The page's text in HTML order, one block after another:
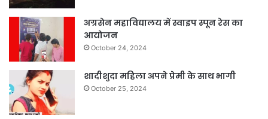
अग्रसेन महाविद्यालय में स्वाइप स्पून रेस का
आयोजन
October 24, 2024
शादीशुदा महिला अपने प्रेमी के साथ भागी
October 25, 2024